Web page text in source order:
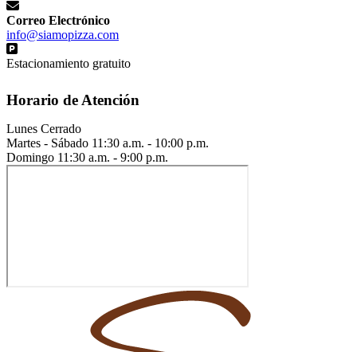
Correo Electrónico
info@siamopizza.com
Estacionamiento gratuito
Horario de Atención
Lunes Cerrado
Martes - Sábado 11:30 a.m. - 10:00 p.m.
Domingo 11:30 a.m. - 9:00 p.m.